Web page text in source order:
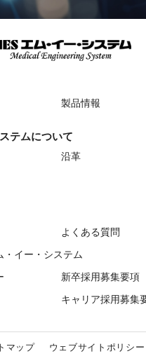
製品情報
テムについて
沿革
・イー・システム
よくある質問
新卒採用募集要項
キャリア採用募集
マップ ウェブサイトポリシー